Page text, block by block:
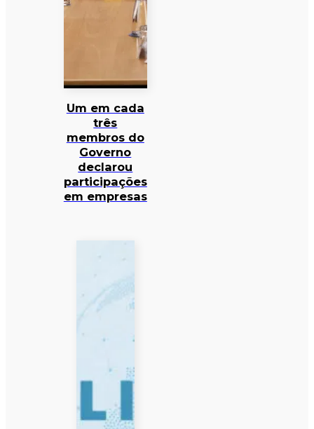
Um em cada
três
membros do
Governo
declarou
participações
em empresas